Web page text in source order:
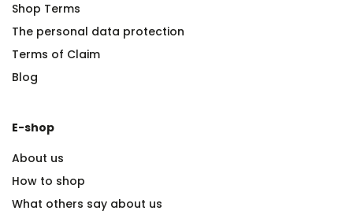
Shop Terms
The personal data protection
Terms of Claim
Blog
E-shop
About us
How to shop
What others say about us